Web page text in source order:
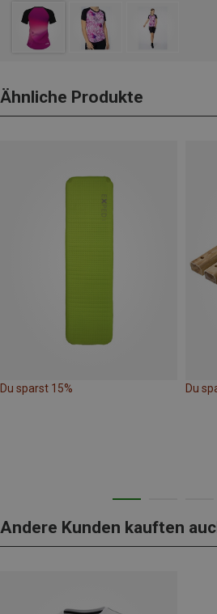
Ähnliche Produkte
Du sparst 15% Du
Andere Kunden kauften